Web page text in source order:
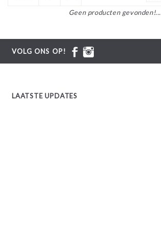
Geen producten gevonden!...
VOLG ONS OP!
LAATSTE UPDATES